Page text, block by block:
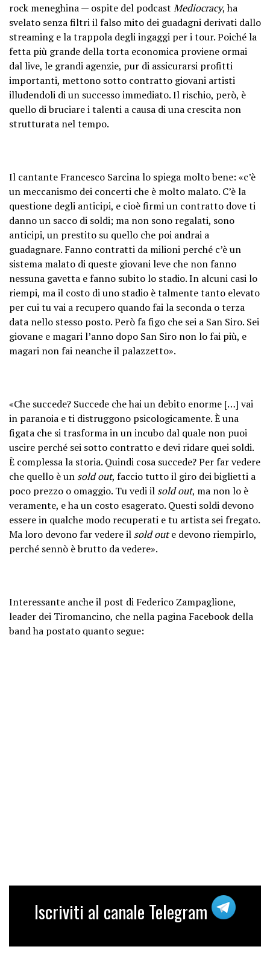
rock meneghina — ospite del podcast Mediocracy, ha
svelato senza filtri il falso mito dei guadagni derivati dallo
streaming e la trappola degli ingaggi per i tour. Poiché la
fetta più grande della torta economica proviene ormai
dal live, le grandi agenzie, pur di assicurarsi profitti
importanti, mettono sotto contratto giovani artisti
illudendoli di un successo immediato. Il rischio, però, è
quello di bruciare i talenti a causa di una crescita non
strutturata nel tempo.
Il cantante Francesco Sarcina lo spiega molto bene: «c’è
un meccanismo dei concerti che è molto malato. C’è la
questione degli anticipi, e cioè firmi un contratto dove ti
danno un sacco di soldi; ma non sono regalati, sono
anticipi, un prestito su quello che poi andrai a
guadagnare. Fanno contratti da milioni perché c’è un
sistema malato di queste giovani leve che non fanno
nessuna gavetta e fanno subito lo stadio. In alcuni casi lo
riempi, ma il costo di uno stadio è talmente tanto elevato
per cui tu vai a recupero quando fai la seconda o terza
data nello stesso posto. Però fa figo che sei a San Siro. Sei
giovane e magari l’anno dopo San Siro non lo fai più, e
magari non fai neanche il palazzetto».
«Che succede? Succede che hai un debito enorme […] vai
in paranoia e ti distruggono psicologicamente. È una
figata che si trasforma in un incubo dal quale non puoi
uscire perché sei sotto contratto e devi ridare quei soldi.
È complessa la storia. Quindi cosa succede? Per far vedere
che quello è un sold out, faccio tutto il giro dei biglietti a
poco prezzo o omaggio. Tu vedi il sold out, ma non lo è
veramente, e ha un costo esagerato. Questi soldi devono
essere in qualche modo recuperati e tu artista sei fregato.
Ma loro devono far vedere il sold oute devono riempirlo,
perché sennò è brutto da vedere».
Interessante anche il post di Federico Zampaglione,
leader dei Tiromancino, che nella pagina Facebook della
band ha postato quanto segue:
Iscriviti al canale Telegram